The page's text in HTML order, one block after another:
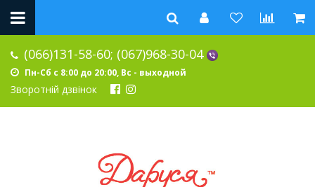
(066)131-58-60; (067)968-30-04
Пн-Сб с 8:00 до 20:00, Вс - выходной
Зворотній дзвінок